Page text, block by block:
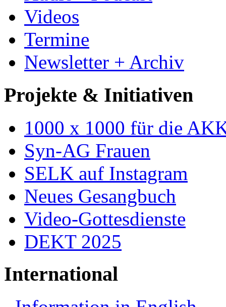
Videos
Termine
Newsletter + Archiv
Projekte & Initiativen
1000 x 1000 für die
Syn-AG Frauen
SELK auf Instagram
Neues Gesangbuch
Video-Gottesdienste
DEKT 2025
International